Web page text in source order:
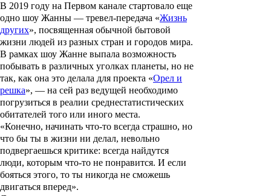
В 2019 году на Первом канале стартовало еще
одно шоу Жанны — тревел-передача «Жизнь
других», посвященная обычной бытовой
жизни людей из разных стран и городов мира.
В рамках шоу Жанне выпала возможность
побывать в различных уголках планеты, но не
так, как она это делала для проекта «Орел и
решка», — на сей раз ведущей необходимо
погрузиться в реалии среднестатистических
обитателей того или иного места.
«Конечно, начинать что-то всегда страшно, но
что бы ты в жизни ни делал, невольно
подвергаешься критике: всегда найдутся
люди, которым что-то не понравится. И если
бояться этого, то ты никогда не сможешь
двигаться вперед».